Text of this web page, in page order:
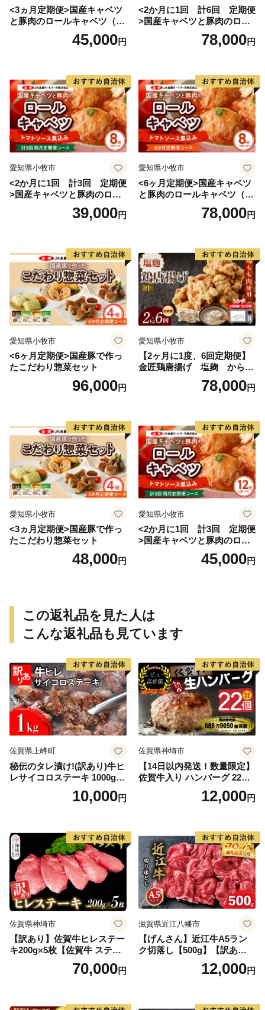
<3ヵ月定期便>国産キャベツ
と豚肉のロールキャベツ（6P
45,000円
<2か月に1回 計6回 定期便
>国産キャベツと豚肉のロー
ルキャベツ（4P入り）
78,000円
愛知県小牧市
<2か月に1回 計3回 定期便
>国産キャベツと豚肉のロー
ルキャベツ（4P入り）
39,000円
愛知県小牧市
<6ヶ月定期便>国産キャベツ
と豚肉のロールキャベツ（4P
78,000円
愛知県小牧市
<6ヶ月定期便>国産豚で作っ
たこだわり惣菜セット
96,000円
愛知県小牧市
【2ヶ月に1度、6回定期便】
金匠鶏唐揚げ 塩麹 からあ
78,000円
愛知県小牧市
<3ヵ月定期便>国産豚で作っ
たこだわり惣菜セット
48,000円
愛知県小牧市
<2か月に1回 計3回 定期便
>国産キャベツと豚肉のロー
ルキャベツ（6P入り）
45,000円
この返礼品を見た人は
こんな返礼品も見ています
佐賀県上峰町
秘伝のタレ漬け!(訳あり)牛ヒ
レサイコロステーキ 1000g
10,000円
佐賀県神埼市
【14日以内発送！数量限定】
佐賀牛入り ハンバーグ 22個
2.6kg(120g×22個)【佐賀牛
黒毛和牛 ブランド牛 九州 ハ
気】(H083106)
12,000円
佐賀県神埼市
【訳あり】佐賀牛ヒレステー
キ200g×5枚【佐賀牛 ステー
キ ブランド肉 ヒレ肉 フィレ
肉 ジューシー ヘルシー】(H0
70,000円
滋賀県近江八幡市
【げんさん】近江牛A5ラン
ク切落し【500g】【訳あり】
12,000円